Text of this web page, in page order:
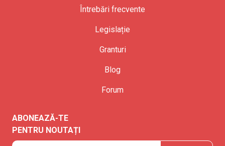
Întrebări frecvente
Legislație
Granturi
Blog
Forum
ABONEAZĂ-TE
PENTRU NOUTAȚI